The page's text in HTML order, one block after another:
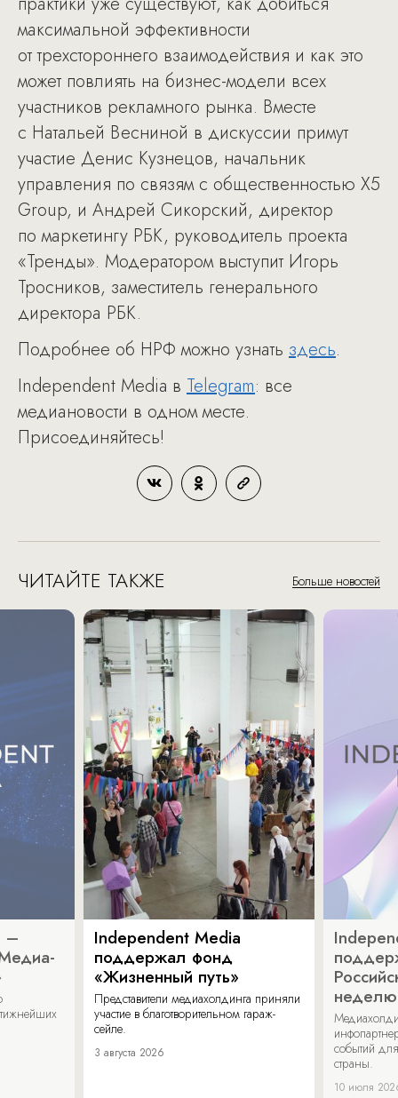
максимальной эффективности
от трехстороннего взаимодействия и как это
может повлиять на бизнес-модели всех
участников рекламного рынка. Вместе
с Натальей Весниной в дискуссии примут
участие Денис Кузнецов, начальник
управления по связям с общественностью X5
Group, и Андрей Сикорский, директор
по маркетингу РБК, руководитель проекта
«Тренды». Модератором выступит Игорь
Тросников, заместитель генерального
директора РБК.
Подробнее об НРФ можно узнать здесь.
Independent Media в Telegram: все
медиановости в одном месте.
Присоединяйтесь!
ЧИТАЙТЕ ТАКЖЕ Больше новостей
–
Independent Media
поддержал фонд
«Жизненный путь»
Представители медиахолдинга приняли
участие в благотворительном гараж-
сейле.
3 августа 2026
неделю
событий
страны.
10 июля